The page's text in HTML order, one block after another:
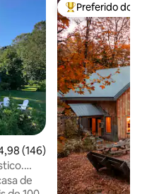
hóspedes
de uma avaliação média de
(146)
de
Entre os
Preferido dos